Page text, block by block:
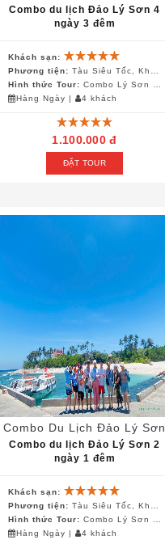
Combo du lịch Đảo Lý Sơn 4
ngày 3 đêm
Khách sạn:
Phương tiện: Tàu Siêu Tốc, Khách Sạn, Canô
Hình thức Tour: Combo Lý Sơn 4 ngày 3 đêm
Hàng Ngày | 4 khách
1.100.000 đ
ĐẶT TOUR
Combo Du Lịch Đảo Lý Sơn
Combo du lịch Đảo Lý Sơn 2
ngày 1 đêm
Khách sạn:
Phương tiện: Tàu Siêu Tốc, Khách Sạn, Canô
Hình thức Tour: Combo Lý Sơn 2 ngày 1 đêm
Hàng Ngày | 4 khách